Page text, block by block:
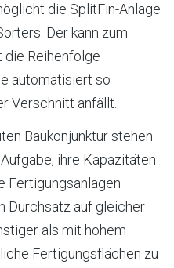
die SplitFin-Anlage
Der kann zum
die Reihenfolge
automatisiert so
Verschnitt anfällt.
Baukonjunktur stehen
ihre Kapazitäten
Fertigungsanlagen
Durchsatz auf gleicher
als mit hohem
Fertigungsflächen zu